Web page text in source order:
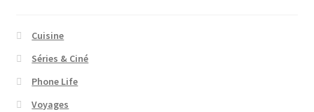
Cuisine
Séries & Ciné
Phone Life
Voyages